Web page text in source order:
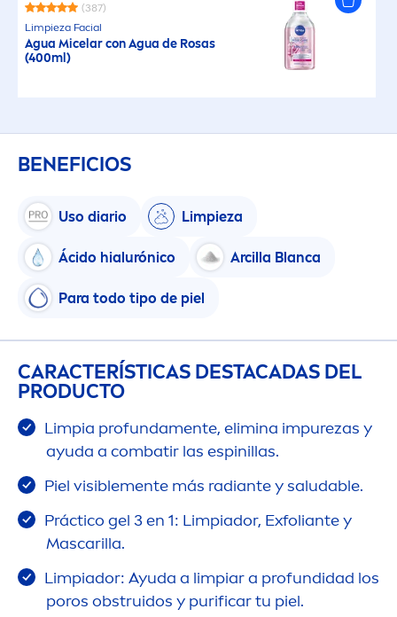
(387)
Limpieza Facial
Agua Micelar con Agua de Rosas
(400ml)
BENEFICIOS
Uso diario Limpieza
Ácido hialurónico Arcilla Blanca
Para todo tipo de piel
CARACTERÍSTICAS DESTACADAS DEL
PRODUCTO
Limpia profundamente, elimina impurezas y
ayuda a combatir las espinillas.
Piel visiblemente más radiante y saludable.
Práctico gel 3 en 1: Limpiador, Exfoliante y
Mascarilla.
Limpiador: Ayuda a limpiar a profundidad los
poros obstruidos y purificar tu piel.